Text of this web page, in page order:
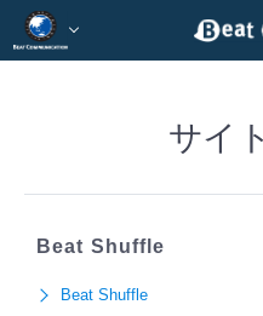
サイ
Beat Shuffle
Beat Shuffle